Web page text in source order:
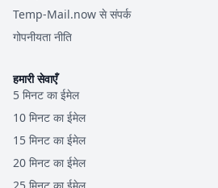
Temp-Mail.now से संपर्क
गोपनीयता नीति
हमारी सेवाएँ
5 मिनट का ईमेल
10 मिनट का ईमेल
15 मिनट का ईमेल
20 मिनट का ईमेल